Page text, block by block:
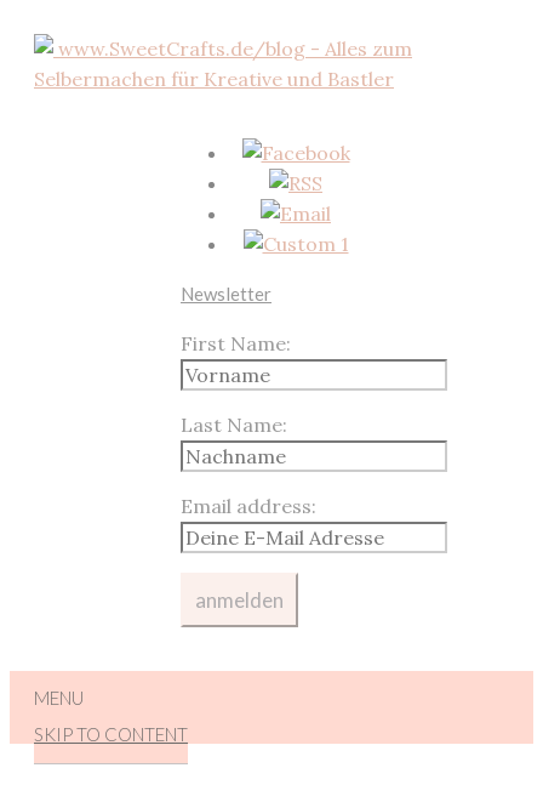
Newsletter
First Name:
Last Name:
Email address:
MENU
SKIP TO CONTENT